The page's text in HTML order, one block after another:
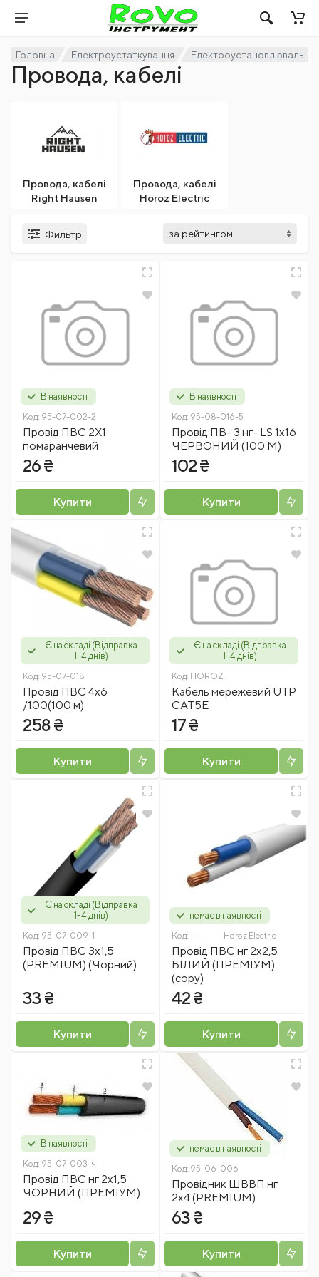
Головна Електроустаткування Електроустановлювальні
Провода, кабелі
Провода, кабелі
Right Hausen
Провода, кабелі
Horoz Electric
Фильтр
В наявності
Код: 95-07-002-2
Провід ПВС 2Х1
помаранчевий
26 ₴
Купити
В наявності
Код: 95-08-016-5
Провід ПВ- 3 нг- LS 1x16
ЧЕРВОНИЙ (100 М)
102 ₴
Купити
Є на складі (Відправка
1-4 днів)
Код: 95-07-018
Провід ПВС 4х6
/100(100 м)
258 ₴
Купити
Є на складі (Відправка
1-4 днів)
Код: HOROZ
Кабель мережевий UTP
CAT5E
17 ₴
Купити
Є на складі (Відправка
1-4 днів)
Код: 95-07-009-1
Провід ПВС 3x1,5
(PREMIUM) (Чорний)
33 ₴
Купити
немає в наявності
Код: --- Horoz Electric
Провід ПВС нг 2х2,5
БІЛИЙ (ПРЕМІУМ)
(copy)
42 ₴
Купити
В наявності
Код: 95-07-003-ч
Провід ПВС нг 2х1,5
ЧОРНИЙ (ПРЕМІУМ)
29 ₴
Купити
немає в наявності
Код: 95-06-006
Провідник ШВВП нг
2x4 (PREMIUM)
63 ₴
Купити